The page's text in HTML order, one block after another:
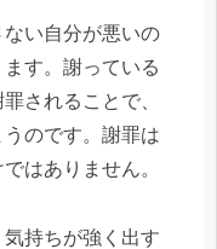
い自分が悪いの
す。謝っている
されることで、
のです。謝罪は
はありません。
持ちが強く出す